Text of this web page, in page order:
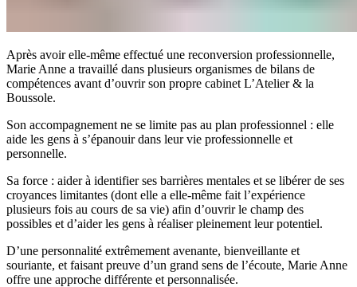
Après avoir elle-même effectué une reconversion professionnelle,
Marie Anne a travaillé dans plusieurs organismes de bilans de
compétences avant d’ouvrir son propre cabinet L’Atelier & la
Boussole.
Son accompagnement ne se limite pas au plan professionnel : elle
aide les gens à s’épanouir dans leur vie professionnelle et
personnelle.
Sa force : aider à identifier ses barrières mentales et se libérer de ses
croyances limitantes (dont elle a elle-même fait l’expérience
plusieurs fois au cours de sa vie) afin d’ouvrir le champ des
possibles et d’aider les gens à réaliser pleinement leur potentiel.
D’une personnalité extrêmement avenante, bienveillante et
souriante, et faisant preuve d’un grand sens de l’écoute, Marie Anne
offre une approche différente et personnalisée.